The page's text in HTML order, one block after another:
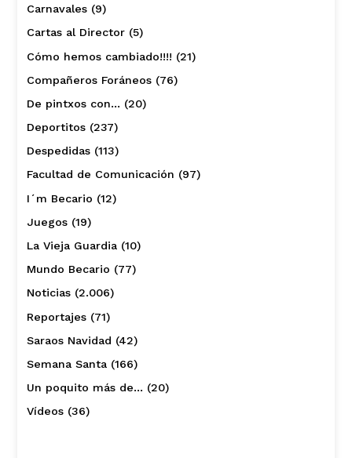
Carnavales(9)
Cartas al Director(5)
Cómo hemos cambiado!!!! (21)
Compañeros Foráneos(76)
De pintxos con… (20)
Deportitos(237)
Despedidas(113)
Facultad de Comunicación (97)
I´m Becario (12)
Juegos(19)
La Vieja Guardia(10)
Mundo Becario (77)
Noticias(2.006)
Reportajes(71)
Saraos Navidad (42)
Semana Santa(166)
Un poquito más de… (20)
Vídeos(36)